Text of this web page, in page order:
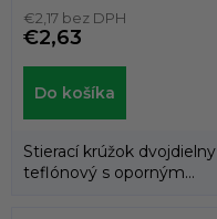
€2,17 bez DPH
€2,63
Do košíka
Stierací krúžok dvojdielny
teflónový s oporným